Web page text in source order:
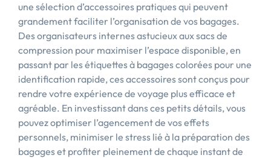
une sélection d’accessoires pratiques qui peuvent
grandement faciliter l’organisation de vos bagages.
Des organisateurs internes astucieux aux sacs de
compression pour maximiser l’espace disponible, en
passant par les étiquettes à bagages colorées pour une
identification rapide, ces accessoires sont conçus pour
rendre votre expérience de voyage plus efficace et
agréable. En investissant dans ces petits détails, vous
pouvez optimiser l’agencement de vos effets
personnels, minimiser le stress lié à la préparation des
bagages et profiter pleinement de chaque instant de